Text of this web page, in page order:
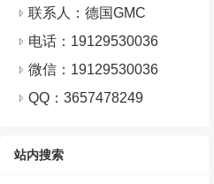
联系人：德国GMC
电话：19129530036
微信： 19129530036
QQ： 3657478249
站内搜索